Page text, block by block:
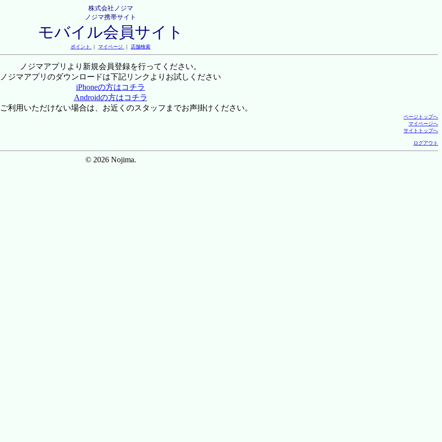
株式会社ノジマ
ノジマ携帯サイト
モバイル会員サイト
ポイント ｜ マイページ ｜ 店舗検索
ノジマアプリより新規会員登録を行ってください。
ノジマアプリのダウンロードは下記リンクよりお試しください
iPhoneの方はコチラ
Androidの方はコチラ
利用いただけない場合は、お近くのスタッフまでお声掛けください。
ページトップへ
マイページへ
サイトトップへ
ログアウト
© 2026 Nojima.